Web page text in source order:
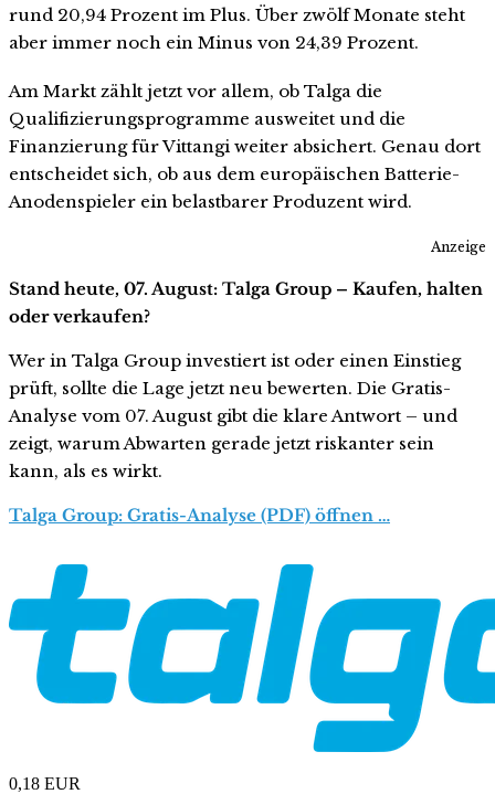
rund 20,94 Prozent im Plus. Über zwölf Monate steht
aber immer noch ein Minus von 24,39 Prozent.
Am Markt zählt jetzt vor allem, ob Talga die
Qualifizierungsprogramme ausweitet und die
Finanzierung für Vittangi weiter absichert. Genau dort
entscheidet sich, ob aus dem europäischen Batterie-
Anodenspieler ein belastbarer Produzent wird.
Anzeige
Stand heute, 07. August: Talga Group – Kaufen, halten
oder verkaufen?
Wer in Talga Group investiert ist oder einen Einstieg
prüft, sollte die Lage jetzt neu bewerten. Die Gratis-
Analyse vom 07. August gibt die klare Antwort – und
zeigt, warum Abwarten gerade jetzt riskanter sein
kann, als es wirkt.
Talga Group: Gratis-Analyse (PDF) öffnen …
0,18 EUR